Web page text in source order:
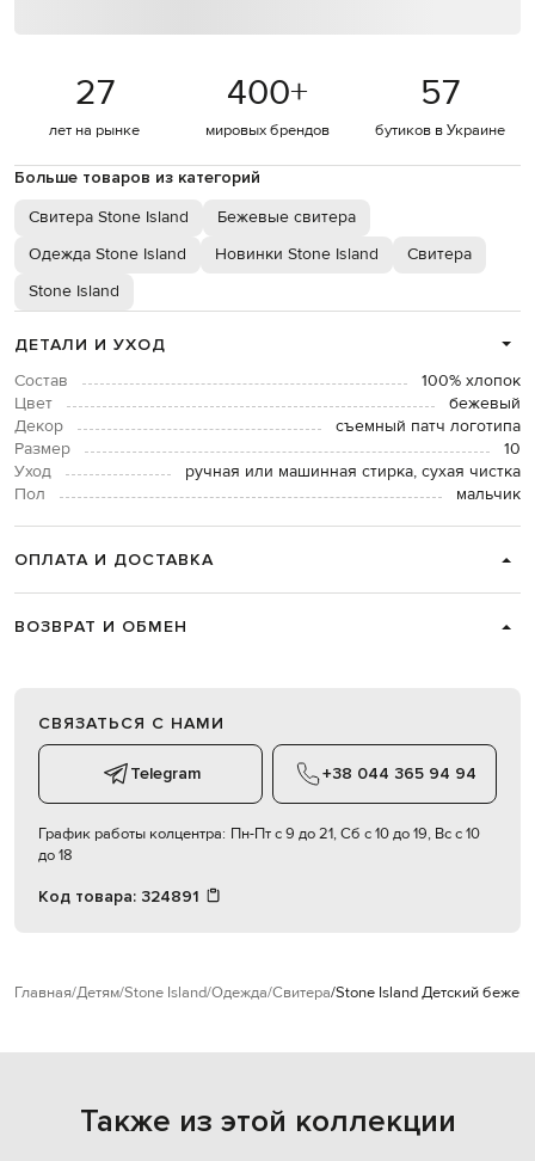
27
лет на рынке
400+
мировых брендов
57
бутиков в Украине
Больше товаров из категорий
Свитера Stone Island
Бежевые свитера
Одежда Stone Island
Новинки Stone Island
Свитера
Stone Island
ДЕТАЛИ И УХОД
Состав
100% хлопок
Цвет
бежевый
Декор
съемный патч логотипа
Размер
10
Уход
ручная или машинная стирка, сухая чистка
Пол
мальчик
ОПЛАТА И ДОСТАВКА
ВОЗВРАТ И ОБМЕН
СВЯЗАТЬСЯ С НАМИ
Telegram +38 044 365 94 94
График работы колцентра: Пн-Пт с 9 до 21, Сб с 10 до 19, Вс с 10
до 18
Код товара: 324891
Главная Детям Stone Island Одежда Свитера Stone Island Детский
Также из этой коллекции